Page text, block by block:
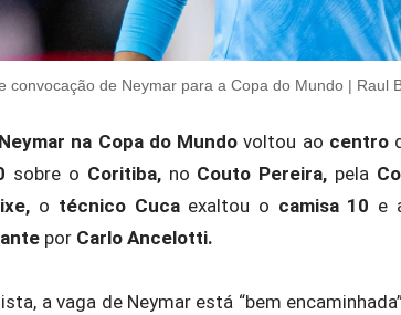
convocação de Neymar para a Copa do Mundo | Raul
Neymar na Copa do Mundo voltou ao centro
sobre o Coritiba,no Couto Pereira, pela
o técnico Cucaexaltou o camisa 10 e
por Carlo Ancelotti.
a vaga de Neymar está “bem